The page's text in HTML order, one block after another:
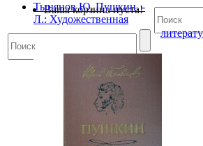
Ваша корзина пуста!
Тынянов Ю. Пушкин. -
Л.: Художественная